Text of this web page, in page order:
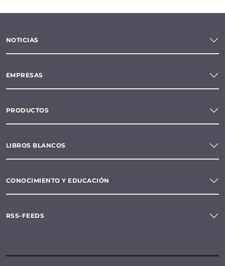
NOTICIAS
EMPRESAS
PRODUCTOS
LIBROS BLANCOS
CONOCIMIENTO Y EDUCACIÓN
RSS-FEEDS